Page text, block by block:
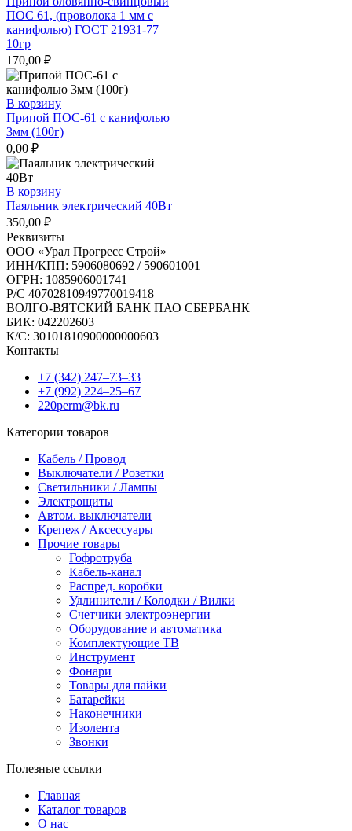
ПОС 61, (проволока 1 мм с
канифолью) ГОСТ 21931-77
10гр
170,00 ₽
В корзину
Припой ПОС-61 с канифолью
3мм (100г)
0,00 ₽
В корзину
Паяльник электрический 40Вт
350,00 ₽
Реквизиты
ООО «Урал Прогресс Строй»
ИНН/КПП: 5906080692 / 590601001
ОГРН: 1085906001741
Р/C 40702810949770019418
ВОЛГО-ВЯТСКИЙ БАНК ПАО СБЕРБАНК
БИК: 042202603
К/С: 30101810900000000603
Контакты
+7 (342) 247‒73‒33
+7 (992) 224‒25‒67
220perm@bk.ru
Категории товаров
Кабель / Провод
Выключатели / Розетки
Светильники / Лампы
Электрощиты
Автом. выключатели
Крепеж / Аксессуары
Прочие товары
Гофротруба
Кабель-канал
Распред. коробки
Удлинители / Колодки / Вилки
Счетчики электроэнергии
Оборудование и автоматика
Комплектующие ТВ
Инструмент
Фонари
Товары для пайки
Батарейки
Наконечники
Изолента
Звонки
Полезные ссылки
Главная
Каталог товаров
О нас